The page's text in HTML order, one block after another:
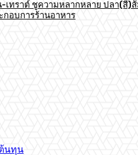
เทราต์ ชูความหลากหลาย ปลา(สี)
กอบการร้านอาหาร
นทุน